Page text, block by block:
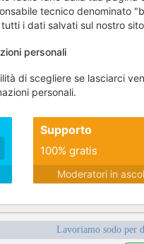
tecnico denominato
i dati salvati sul nostro
personali
di scegliere se lasciarci
personali.
Supporto
100% gratis
Moderatori in
Lavoriamo sodo per